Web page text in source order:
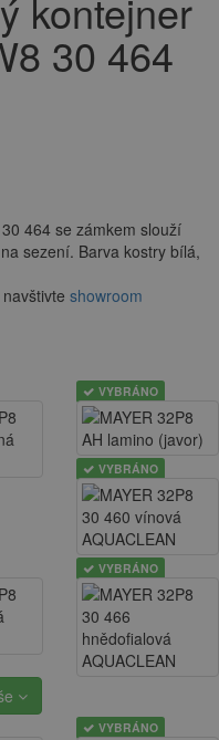
30 464
464 se zámkem slouží
sezení. Barva kostry bílá,
showroom
VYBRÁNO
VYBRÁNO
VYBRÁNO
VYBRÁNO